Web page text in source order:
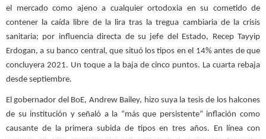
el mercado como ajeno a cualquier ortodoxia en su cometido de
contener la caída libre de la lira tras la tregua cambiaria de la crisis
sanitaria; por influencia directa de su jefe del Estado, Recep Tayyip
Erdogan, a su banco central, que situó los tipos en el 14% antes de que
concluyera 2021. Un toque a la baja de cinco puntos. La cuarta rebaja
desde septiembre.
El gobernador del BoE, Andrew Bailey, hizo suya la tesis de los halcones
de su institución y señaló a la “más que persistente” inflación como
causante de la primera subida de tipos en tres años. En línea con